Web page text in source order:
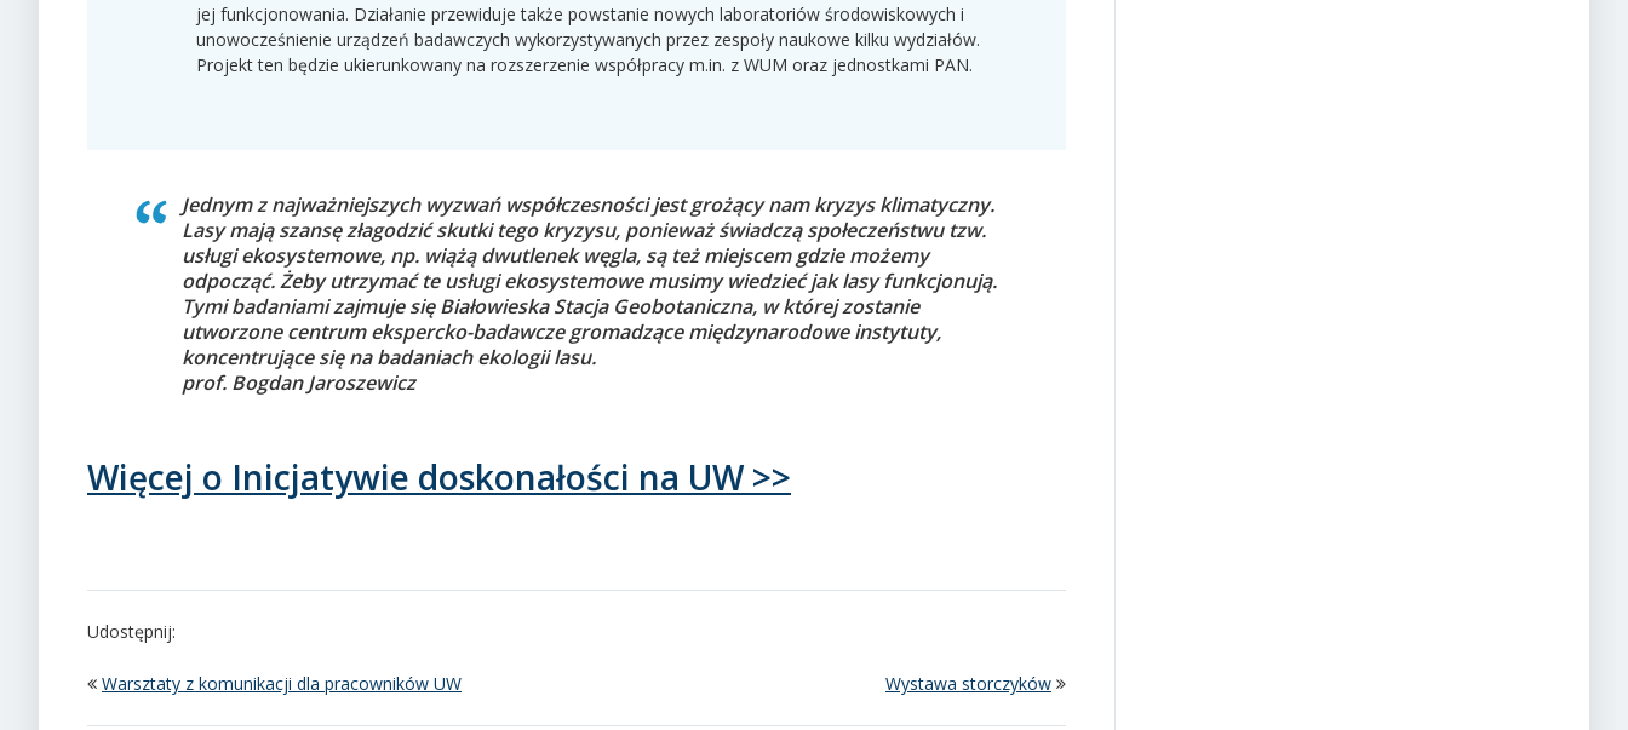
jej funkcjonowania. Działanie przewiduje także powstanie nowych laboratoriów środowiskowych i
unowocześnienie urządzeń badawczych wykorzystywanych przez zespoły naukowe kilku wydziałów.
Projekt ten będzie ukierunkowany na rozszerzenie współpracy m.in. z WUM oraz jednostkami PAN.
Jednym z najważniejszych wyzwań współczesności jest grożący nam kryzys klimatyczny.
Lasy mają szansę złagodzić skutki tego kryzysu, ponieważ świadczą społeczeństwu tzw.
usługi ekosystemowe, np. wiążą dwutlenek węgla, są też miejscem gdzie możemy
odpocząć. Żeby utrzymać te usługi ekosystemowe musimy wiedzieć jak lasy funkcjonują.
Tymi badaniami zajmuje się Białowieska Stacja Geobotaniczna, w której zostanie
utworzone centrum ekspercko-badawcze gromadzące międzynarodowe instytuty,
koncentrujące się na badaniach ekologii lasu.
prof. Bogdan Jaroszewicz
Więcej o Inicjatywie doskonałości na UW >>
Udostępnij:
Warsztaty z komunikacji dla pracowników UW Wystawa storczyków